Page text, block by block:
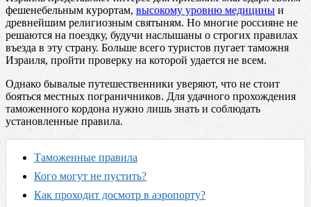
фешенебельным курортам, высокому уровню медицины и
древнейшим религиозным святыням. Но многие россияне не
решаются на поездку, будучи наслышаны о строгих правилах
въезда в эту страну. Больше всего туристов пугает таможня
Израиля, пройти проверку на которой удается не всем.
Однако бывалые путешественники уверяют, что не стоит
бояться местных пограничников. Для удачного прохождения
таможенного кордона нужно лишь знать и соблюдать
установленные правила.
Таможенные правила
Кого могут не пустить?
Как проходит досмотр в аэропорту?